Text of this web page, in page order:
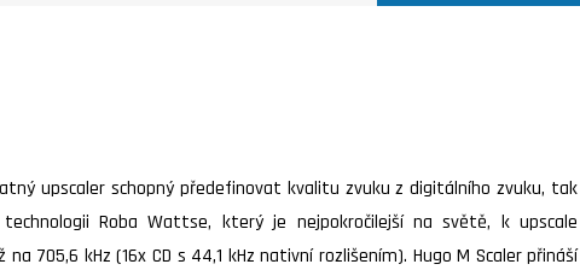
upscaler schopný předefinovat kvalitu zvuku z digitálního zvuku, tak
Roba Wattse, který je nejpokročilejší na světě, k upscale
705,6 kHz (16x CD s 44,1 kHz nativní rozlišením). Hugo M Scaler přináší